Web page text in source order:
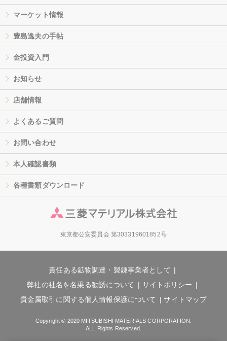
マーケット情報
豊島逸夫の手帖
金投資入門
お知らせ
店舗情報
よくあるご質問
お問い合わせ
本人確認書類
各種書類ダウンロード
東京都公安委員会 第303319601852号
責任ある鉱物調達・製錬事業者として
弊社の社名を名乗る勧誘について
サイトポリシー
貴金属取引に関する個人情報保護について
サイトマップ
Copyright © 2020 MITSUBISHI MATERIALS CORPORATION.
ALL Rights Reserved.